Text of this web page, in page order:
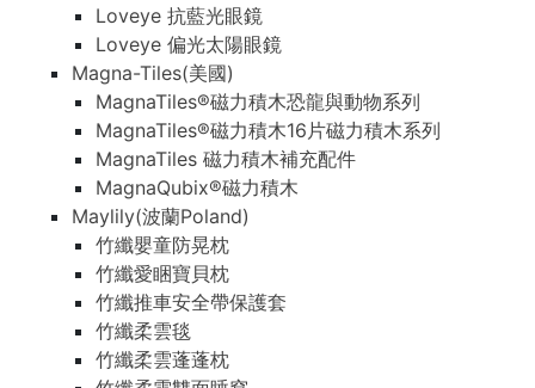
Loveye 抗藍光眼鏡
Loveye 偏光太陽眼鏡
Magna-Tiles(美國)
MagnaTiles®磁力積木恐龍與動物系列
MagnaTiles®磁力積木16片磁力積木系列
MagnaTiles 磁力積木補充配件
MagnaQubix®磁力積木
Maylily(波蘭Poland)
竹纖嬰童防晃枕
竹纖愛睏寶貝枕
竹纖推車安全帶保護套
竹纖柔雲毯
竹纖柔雲蓬蓬枕